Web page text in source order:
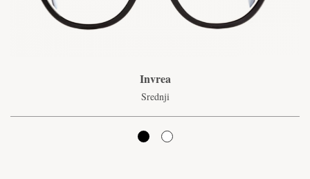
Invrea
Srednji